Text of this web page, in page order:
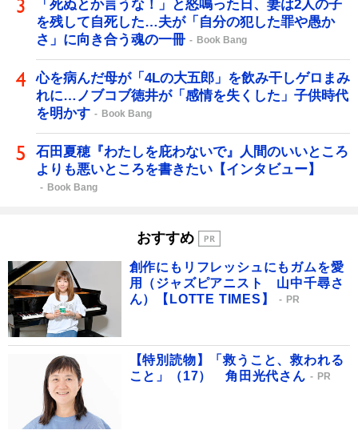
「死ぬとか言うな！」と怒鳴った日、妻は2人の子
を残して自死した…夫が「自分の犯した罪や愚か
さ」に向き合う魂の一冊
Book Bang
心を病んだ母が「4Lの大五郎」を飲み干しゲロまみ
れに…ノブコブ徳井が「感情を失くした」子供時代
を明かす
Book Bang
石田夏穂『わたしを庇わないで』人間のいいところ
よりも悪いところを書きたい【インタビュー】
Book Bang
おすすめ
創作にもリフレッシュにもガムを愛
用（ジャズピアニスト 山中千尋さ
ん）【LOTTE TIMES】
PR
【特別読物】「救うこと、救われる
こと」（17） 角田光代さん
PR